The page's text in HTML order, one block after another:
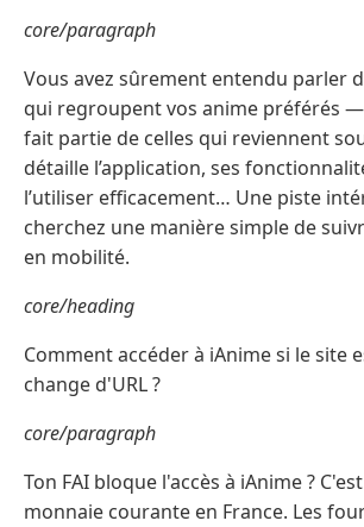
core/paragraph
Vous avez sûrement entendu parler
qui regroupent vos anime préférés —
fait partie de celles qui reviennent
détaille l’application, ses
l’utiliser efficacement… Une piste
cherchez une manière simple de
en mobilité.
core/heading
Comment accéder à iAnime si le site
change d'URL ?
core/paragraph
Ton FAI bloque l'accès à iAnime ?
monnaie courante en France. Les